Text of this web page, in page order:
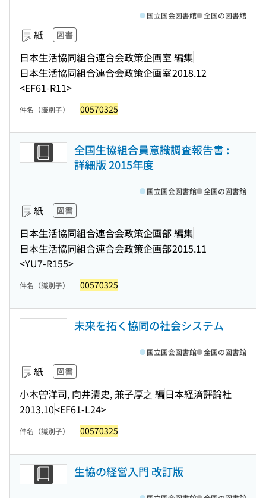
紙 図書
日本生活協同組合連合会政策企画室 編集
日本生活協同組合連合会政策企画室2018.12
<EF61-R11>
国立国会図書館 全国の図書館
件名（識別子） 00570325
全国生協組合員意識調査報告書 :
詳細版 2015年度
紙 図書
日本生活協同組合連合会政策企画部 編集
日本生活協同組合連合会政策企画部2015.11
<YU7-R155>
国立国会図書館 全国の図書館
件名（識別子） 00570325
未来を拓く協同の社会システム
紙 図書
小木曽洋司, 向井清史, 兼子厚之 編日本経済評論社
2013.10<EF61-L24>
国立国会図書館 全国の図書館
件名（識別子） 00570325
生協の経営入門 改訂版